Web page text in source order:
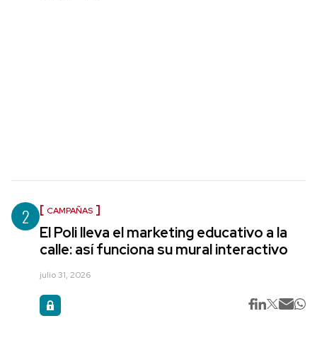
2 CAMPAÑAS
El Poli lleva el marketing educativo a la
calle: así funciona su mural interactivo
julio 31, 2026